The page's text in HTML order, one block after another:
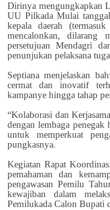
Dirinya mengungkapkan
UU Pilkada Mulai
kepala daerah
mencalonkan, dilarang
persetujuan Mendagri
penunjukan pelaksana
Septiana menjelaskan
cermat dan inovatif
kampanye hingga tahap
“Kolaborasi dan
dengan lembaga
untuk memperkuat
pungkasnya.
Kegiatan Rapat
pemahaman dan
pengawasan Pemilu
kewajiban dalam
Pemilukada Calon Bupati